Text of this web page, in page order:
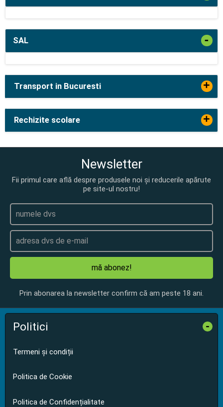
SAL -
Transport in Bucuresti +
Rechizite scolare +
Newsletter
Fii primul care află despre produsele noi și reducerile apărute
pe site-ul nostru!
mă abonez!
Prin abonarea la newsletter confirm că am peste 18 ani.
Politici -
Termeni și condiții
Politica de Cookie
Politica de Confidențialitate